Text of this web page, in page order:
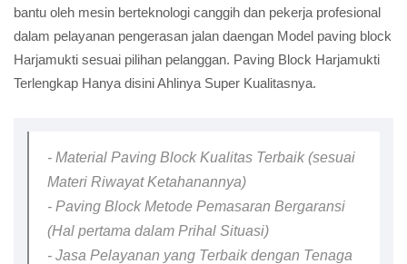
bantu oleh mesin berteknologi canggih dan pekerja profesional
dalam pelayanan pengerasan jalan daengan Model paving block
Harjamukti sesuai pilihan pelanggan. Paving Block Harjamukti
Terlengkap Hanya disini Ahlinya Super Kualitasnya.
- Material Paving Block Kualitas Terbaik (sesuai
Materi Riwayat Ketahanannya)
- Paving Block Metode Pemasaran Bergaransi
(Hal pertama dalam Prihal Situasi)
- Jasa Pelayanan yang Terbaik dengan Tenaga